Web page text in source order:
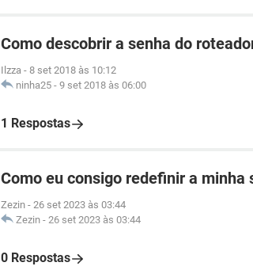
Como descobrir a senha do
Ilzza - 8 set 2018 às 10:12
ninha25 - 9 set 2018 às 06:00
1 Respostas
Como eu consigo redefinir a minha
Zezin - 26 set 2023 às 03:44
Zezin - 26 set 2023 às 03:44
0 Respostas